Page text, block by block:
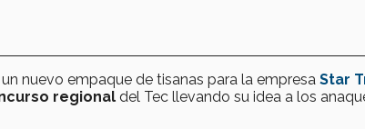
nuevo empaque de tisanas para la empresa Star
regional del Tec llevando su idea a los